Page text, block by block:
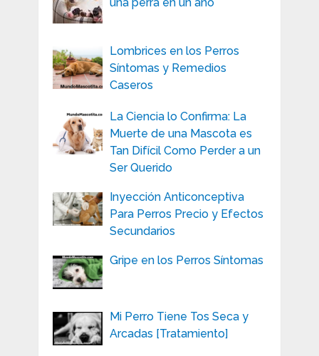
una perra en un año
Lombrices en los Perros
Síntomas y Remedios
Caseros
La Ciencia lo Confirma: La
Muerte de una Mascota es
Tan Difícil Como Perder a un
Ser Querido
Inyección Anticonceptiva
Para Perros Precio y Efectos
Secundarios
Gripe en los Perros Síntomas
Mi Perro Tiene Tos Seca y
Arcadas [Tratamiento]